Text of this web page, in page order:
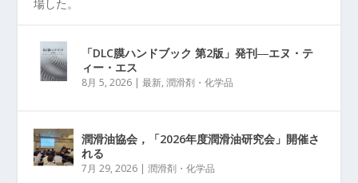
場した。
「DLC膜ハンドブック 第2版」発刊―エヌ・テ
ィー・エス
8月 5, 2026 |最新,潤滑剤・化学品
潤滑油協会，「2026年度潤滑油研究会」開催さ
れる
7月 29, 2026 |潤滑剤・化学品